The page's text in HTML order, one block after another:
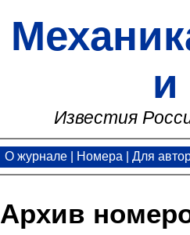
и
Известия
О журнале| Номера Для
Архив